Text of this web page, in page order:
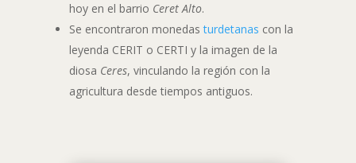
hoy en el barrio Ceret Alto.
Se encontraron monedasturdetanas con la
leyenda CERIT o CERTI y la imagen de la
diosa Ceres, vinculando la región con la
agricultura desde tiempos antiguos.